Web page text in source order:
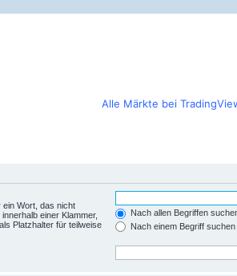
Alle Märkte bei
ein Wort, das nicht
innerhalb einer Klammer,
Platzhalter für teilweise
Nach allen Begriffen
Nach einem Begriff suchen